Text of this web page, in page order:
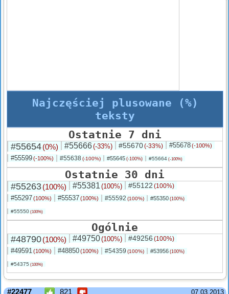
Najczęściej plusowane (%)
teksty
Ostatnie 7 dni
#55654(0%) #55666(-33%) #55670(-33%) #55678(-100%)
#55599(-100%) #55638 (-100%) #55645 (-100%) #55664 (-100%)
Ostatnie 30 dni
#55263(100%) #55381 (100%) #55122 (100%)
#55297(100%) #55537(100%) #55592 (100%) #55350 (100%)
#55550 (100%)
Ogólnie
#48790(100%) #49750(100%) #49256 (100%)
#49591(100%) #48850(100%) #54359 (100%) #53956 (100%)
#54375 (100%)
07.03.2013
#22477 821